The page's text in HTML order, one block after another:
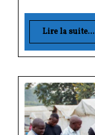
Lire la suite...